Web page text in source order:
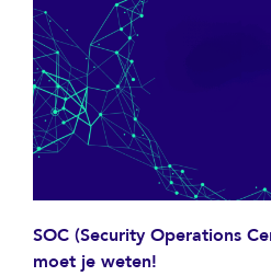
SOC (Security Operations
moet je weten!